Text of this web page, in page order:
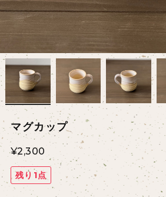
マグカップ
¥2,300
残り1点